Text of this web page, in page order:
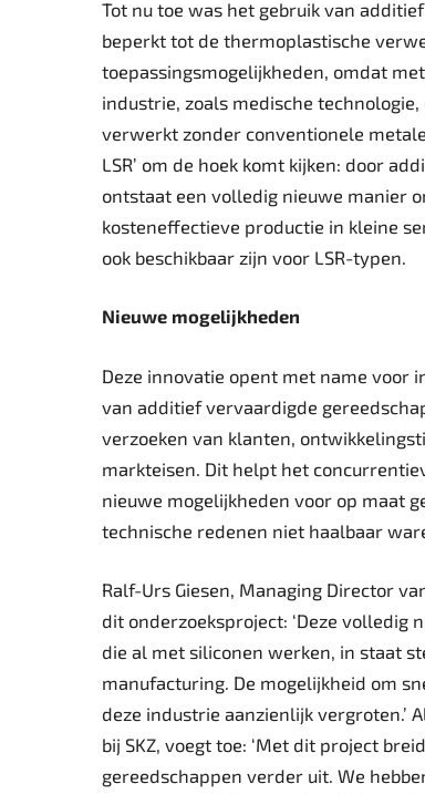
Tot nu toe was het gebruik van
beperkt tot de thermoplastische
toepassingsmogelijkheden, omdat
industrie, zoals medische
verwerkt zonder conventionele
LSR’ om de hoek komt kijken: door
ontstaat een volledig nieuwe manier
kosteneffectieve productie in kleine
ook beschikbaar zijn voor LSR-typen.
Nieuwe mogelijkheden
Deze innovatie opent met name voor
van additief vervaardigde
verzoeken van klanten,
markteisen. Dit helpt het
nieuwe mogelijkheden voor op maat
technische redenen niet haalbaar
Ralf-Urs Giesen, Managing Director
dit onderzoeksproject: ‘Deze
die al met siliconen werken, in staat
manufacturing. De mogelijkheid om
deze industrie aanzienlijk vergroten.’
bij SKZ, voegt toe: ‘Met dit project
gereedschappen verder uit. We